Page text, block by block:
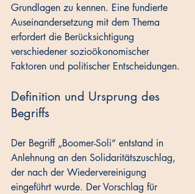
Grundlagen zu kennen. Eine fundierte
Auseinandersetzung mit dem Thema
erfordert die Berücksichtigung
verschiedener sozioökonomischer
Faktoren und politischer Entscheidungen.
Definition und Ursprung des
Begriffs
Der Begriff „Boomer-Soli“ entstand in
Anlehnung an den Solidaritätszuschlag,
der nach der Wiedervereinigung
eingeführt wurde. Der Vorschlag für